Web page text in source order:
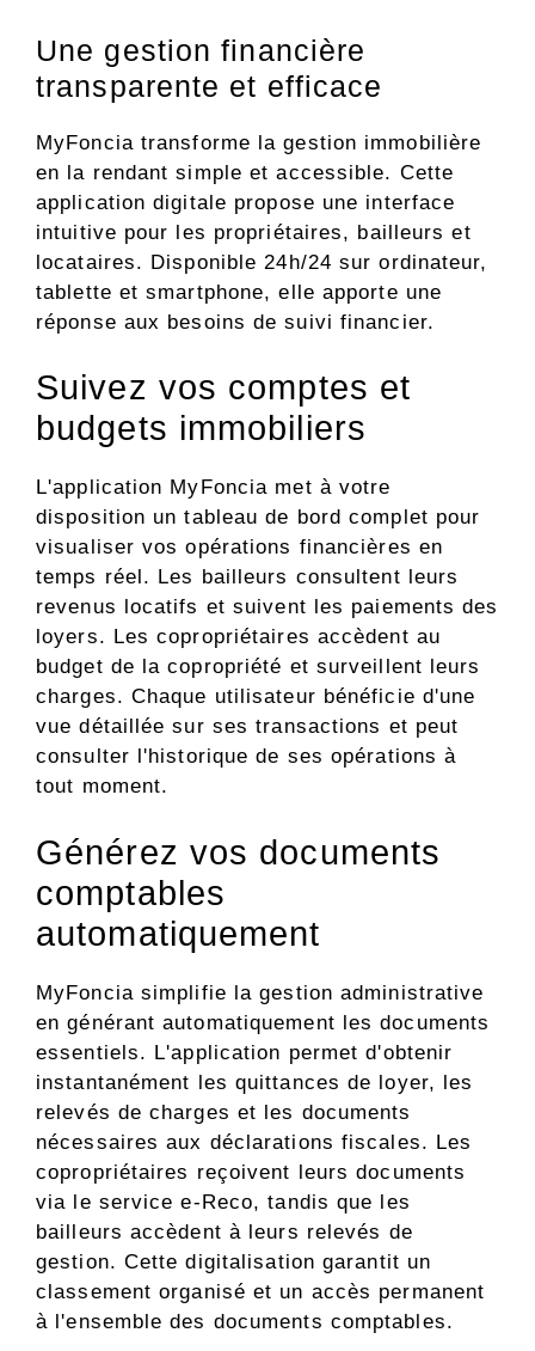
Une gestion financière
transparente et efficace
MyFoncia transforme la gestion immobilière
en la rendant simple et accessible. Cette
application digitale propose une interface
intuitive pour les propriétaires, bailleurs et
locataires. Disponible 24h/24 sur ordinateur,
tablette et smartphone, elle apporte une
réponse aux besoins de suivi financier.
Suivez vos comptes et
budgets immobiliers
L'application MyFoncia met à votre
disposition un tableau de bord complet pour
visualiser vos opérations financières en
temps réel. Les bailleurs consultent leurs
revenus locatifs et suivent les paiements des
loyers. Les copropriétaires accèdent au
budget de la copropriété et surveillent leurs
charges. Chaque utilisateur bénéficie d'une
vue détaillée sur ses transactions et peut
consulter l'historique de ses opérations à
tout moment.
Générez vos documents
comptables
automatiquement
MyFoncia simplifie la gestion administrative
en générant automatiquement les documents
essentiels. L'application permet d'obtenir
instantanément les quittances de loyer, les
relevés de charges et les documents
nécessaires aux déclarations fiscales. Les
copropriétaires reçoivent leurs documents
via le service e-Reco, tandis que les
bailleurs accèdent à leurs relevés de
gestion. Cette digitalisation garantit un
classement organisé et un accès permanent
à l'ensemble des documents comptables.